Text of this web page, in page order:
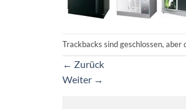
Trackbacks sind geschlossen, aber
← Zurück
Weiter →